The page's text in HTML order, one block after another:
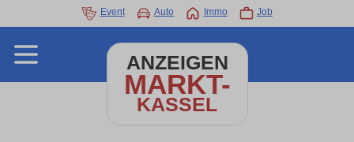
Event Auto Immo Job
ANZEIGEN
MARKT-
KASSEL